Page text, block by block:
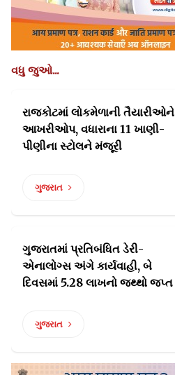
વધુ જુઓ...
રાજકોટમાં લોકમેળાની તૈયારીઓને
આખરીઓપ, વધારાના 11 ખાણી-
પીણીના સ્ટોલને મંજૂરી
ગુજરાત
ગુજરાતમાં પ્રતિબંધિત ડેરી-
એનાલોગ્સ અંગે કાર્યવાહી, બે
દિવસમાં 5.28 લાખનો જથ્થો જપ્ત
ગુજરાત